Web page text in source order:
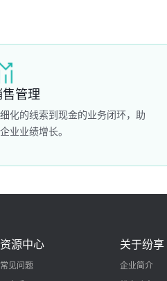
售管理
化的线索到现金的业务闭环，助
业业绩增长。
资源中心
常见问题
关于纷享
企业简介